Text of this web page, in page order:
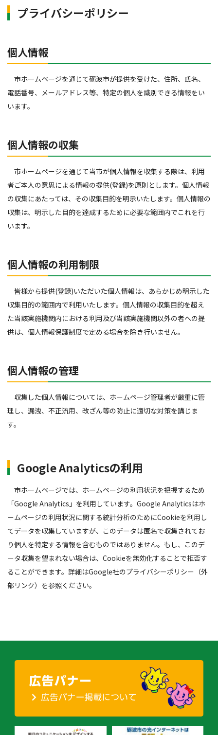
プライバシーポリシー
個人情報
市ホームページを通じて砺波市が提供を受けた、住所、氏名、
電話番号、メールアドレス等、特定の個人を識別できる情報をい
います。
個人情報の収集
市ホームページを通じて当市が個人情報を収集する際は、利用
者ご本人の意思による情報の提供(登録)を原則とします。個人情報
の収集にあたっては、その収集目的を明示いたします。個人情報の
収集は、明示した目的を達成するために必要な範囲内でこれを行
います。
個人情報の利用制限
皆様から提供(登録)いただいた個人情報は、あらかじめ明示した
収集目的の範囲内で利用いたします。個人情報の収集目的を超え
た当該実施機関内における利用及び当該実施機関以外の者への提
供は、個人情報保護制度で定める場合を除き行いません。
個人情報の管理
収集した個人情報については、ホームページ管理者が厳重に管
理し、漏洩、不正流用、改ざん等の防止に適切な対策を講じま
す。
Google Analyticsの利用
市ホームページでは、ホームページの利用状況を把握するため
「Google Analytics」を利用しています。Google Analyticsはホ
ームページの利用状況に関する統計分析のためにCookieを利用し
てデータを収集していますが、このデータは匿名で収集されてお
り個人を特定する情報を含むものではありません。もし、このデ
ータ収集を望まれない場合は、Cookieを無効化することで拒否す
ることができます。詳細はGoogle社のプライバシーポリシー（外
部リンク）を参照ください。